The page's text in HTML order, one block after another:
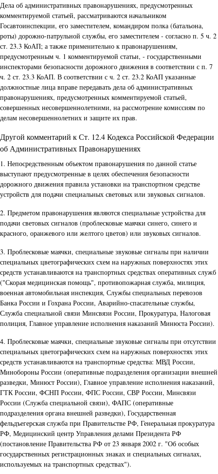
Дела об административных правонарушениях, предусмотренных
комментируемой статьей, рассматриваются начальником
Госавтоинспекции, его заместителем, командиром полка (батальона,
роты) дорожно-патрульной службы, его заместителем - согласно п. 5 ч. 2
ст. 23.3 КоАП; а также применительно к правонарушениям,
предусмотренным ч. 1 комментируемой статьи, - государственными
инспекторами безопасности дорожного движения в соответствии с п. 7
ч. 2 ст. 23.3 КоАП. В соответствии с ч. 2 ст. 23.2 КоАП указанные
должностные лица вправе передавать дела об административных
правонарушениях, предусмотренных комментируемой статьей,
совершенных несовершеннолетними, на рассмотрение комиссиям по
делам несовершеннолетних и защите их прав.
Другой комментарий к Ст. 12.4 Кодекса Российской Федерации
об Административных Правонарушениях
1. Непосредственным объектом правонарушения по данной статье
выступают предусмотренные в целях обеспечения безопасности
дорожного движения правила установки на транспортном средстве
устройств для подачи специальных световых или звуковых сигналов.
2. Предметом правонарушения являются специальные устройства для
подачи световых сигналов (проблесковые маячки синего, синего и
красного, оранжевого или желтого цветов) или звуковых сигналов.
3. Проблесковые маячки, специальные звуковые сигналы при наличии
специальных цветографических схем на наружных поверхностях этих
средств устанавливаются на транспортных средствах оперативных служб
("Скорая медицинская помощь", противопожарная служба, милиция,
военная автомобильная инспекция, Службы специальных перевозов
Банка России и Гохрана России, Аварийно-спасательные службы,
Служба специальной связи Минсвязи России, Прокуратура, Налоговая
полиция, Главное управление исполнения наказаний Минюста России).
4. Проблесковые маячки, специальные звуковые сигналы при отсутствии
специальных цветографических схем на наружных поверхностях этих
средств устанавливаются на транспортные средства: МВД России,
Минобороны России (оперативные подразделения организации внешней
разведки, Минюст России), Главное управление исполнения наказаний,
ГТК России, ФСНП России, ФПС России, СВР России, Минсвязи
России (Служба специальной связи), ФАПС (оперативные
подразделения органа внешней разведки), Государственная
фельдъегерская служба при Правительстве РФ, Генеральная прокуратура
РФ, Медицинский центр Управления делами Президента РФ
(постановление Правительства РФ от 23 января 2002 г. "Об особых
государственных регистрационных знаках и специальных сигналах,
используемых на транспортных средствах").